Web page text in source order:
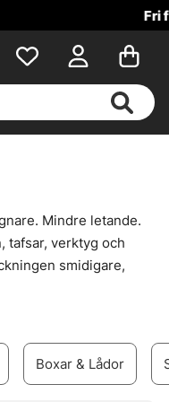
Mindre letande.
tafsar, verktyg och
smidigare,
väl sitter rätt i
och annan smart
beten som
Boxar & Lådor